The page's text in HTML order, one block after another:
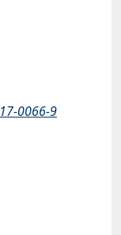
0066-9